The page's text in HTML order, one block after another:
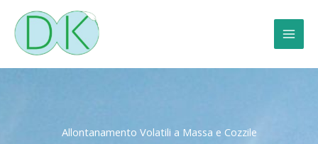
contenuto
Allontanamento Volatili a Massa e Cozzile